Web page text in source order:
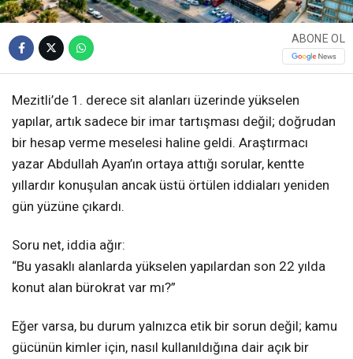
ABONE OL
Mezitli’de 1. derece sit alanları üzerinde yükselen
yapılar, artık sadece bir imar tartışması değil; doğrudan
bir hesap verme meselesi haline geldi. Araştırmacı
yazar Abdullah Ayan’ın ortaya attığı sorular, kentte
yıllardır konuşulan ancak üstü örtülen iddiaları yeniden
gün yüzüne çıkardı.
Soru net, iddia ağır:
“Bu yasaklı alanlarda yükselen yapılardan son 22 yılda
konut alan bürokrat var mı?”
Eğer varsa, bu durum yalnızca etik bir sorun değil; kamu
gücünün kimler için, nasıl kullanıldığına dair açık bir